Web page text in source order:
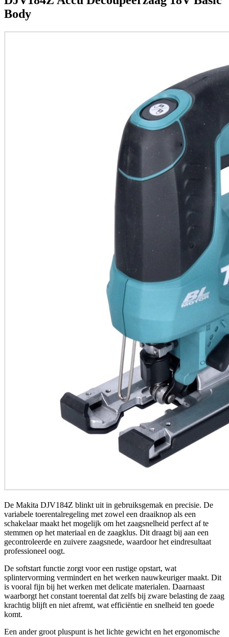
Body
De Makita DJV184Z blinkt uit in gebruiksgemak en precisie. De
variabele toerentalregeling met zowel een draaiknop als een
schakelaar maakt het mogelijk om het zaagsnelheid perfect af te
stemmen op het materiaal en de zaagklus. Dit draagt bij aan een
gecontroleerde en zuivere zaagsnede, waardoor het eindresultaat
professioneel oogt.
De softstart functie zorgt voor een rustige opstart, wat
splintervorming vermindert en het werken nauwkeuriger maakt. Dit
is vooral fijn bij het werken met delicate materialen. Daarnaast
waarborgt het constant toerental dat zelfs bij zware belasting de zaag
krachtig blijft en niet afremt, wat efficiëntie en snelheid ten goede
komt.
Een ander groot pluspunt is het lichte gewicht en het ergonomische